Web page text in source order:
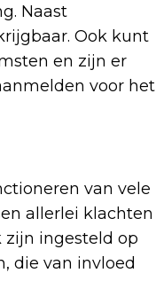
Naast
Ook kunt
en zijn er
voor het
van vele
allerlei klachten
zijn ingesteld op
die van invloed